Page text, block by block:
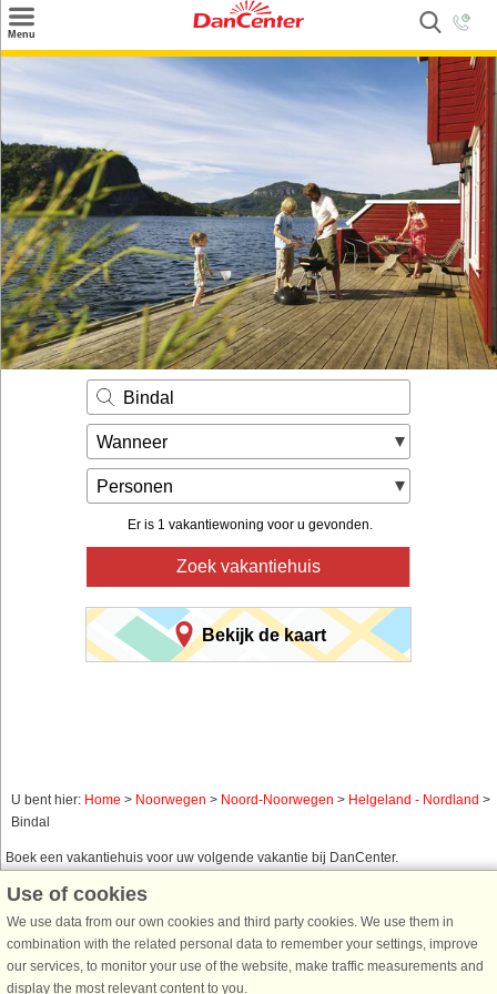
Menu
Informatie over
Service
Kontakt
Bindal
Wanneer
Personen
Er is 1 vakantiewoning voor u gevonden.
Zoek vakantiehuis
Bekijk de kaart
U bent hier: Home > Noorwegen > Noord-Noorwegen > Helgeland - Nordland >
Bindal
Boek een vakantiehuis voor uw volgende vakantie bij DanCenter.
Gebruik ons eenvoudig zoeksysteem hieronder om een vakantiehuis te vinden
in de omgeving waar u naar op zoek bent. U kunt uw zoekopdracht filteren en
kiezen voor bijvoorbeeld zeezicht, zwembad, vaatwasser en internet.
Use of cookies
We use data from our own cookies and third party cookies. We use them in
combination with the related personal data to remember your settings, improve
our services, to monitor your use of the website, make traffic measurements and
display the most relevant content to you.